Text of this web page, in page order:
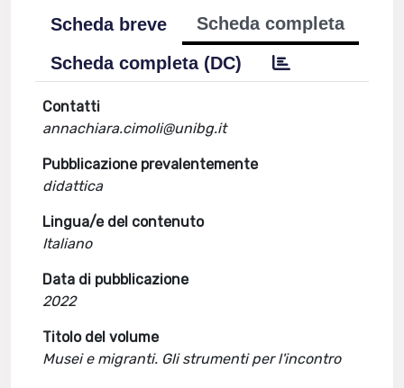
Scheda breve
Scheda completa
Scheda completa (DC)
Contatti
annachiara.cimoli@unibg.it
Pubblicazione prevalentemente
didattica
Lingua/e del contenuto
Italiano
Data di pubblicazione
2022
Titolo del volume
Musei e migranti. Gli strumenti per l'incontro